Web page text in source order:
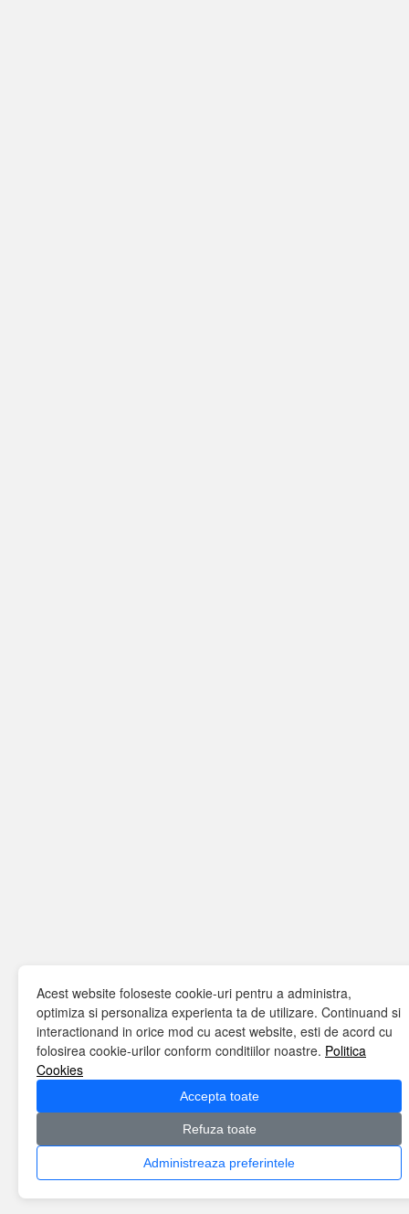
Acest website foloseste cookie-uri pentru a administra,
optimiza si personaliza experienta ta de utilizare. Continuand si
interactionand in orice mod cu acest website, esti de acord cu
folosirea cookie-urilor conform conditiilor noastre. Politica
Cookies
Accepta toate
Refuza toate
Administreaza preferintele